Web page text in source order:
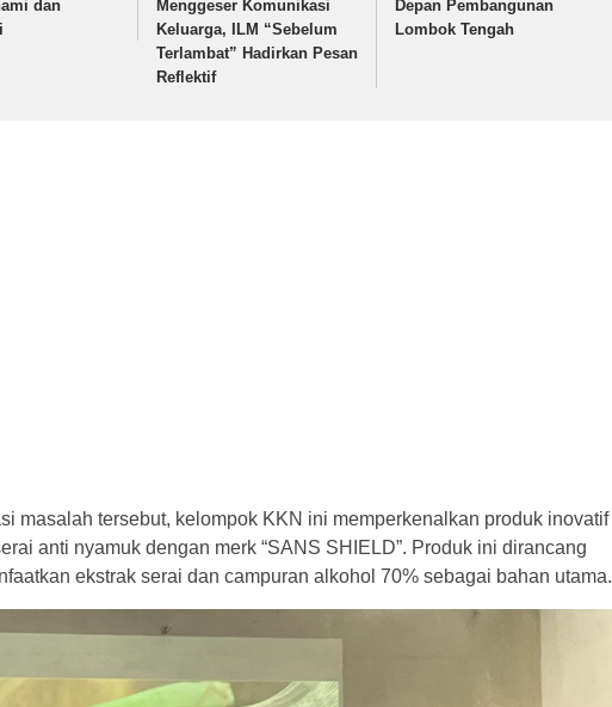
dan
Menggeser Komunikasi
Keluarga, ILM “Sebelum
Terlambat” Hadirkan Pesan
Reflektif
Depan Pembangunan
Lombok Tengah
masalah tersebut, kelompok KKN ini memperkenalkan produk inovatif
anti nyamuk dengan merk “SANS SHIELD”. Produk ini dirancang
ekstrak serai dan campuran alkohol 70% sebagai bahan utama.